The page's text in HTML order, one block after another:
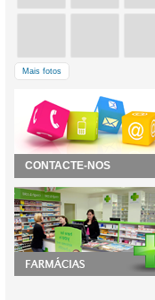
Mais fotos
CONTACTE-NOS